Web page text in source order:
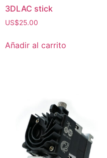
3DLAC stick
US$25.00
Añadir al carrito